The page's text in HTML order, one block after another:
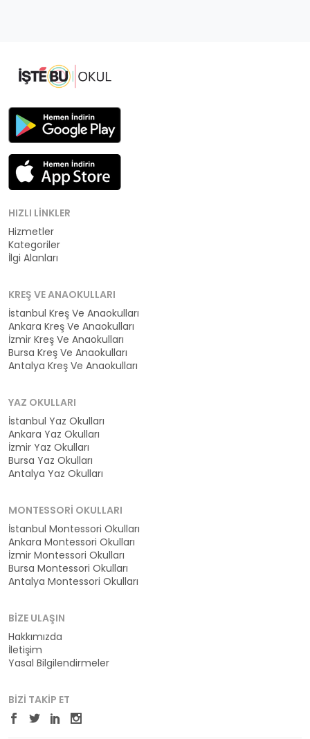
HIZLI LINKLER
Hizmetler
Kategoriler
İlgi Alanları
KREŞ VE ANAOKULLARI
İstanbul Kreş Ve Anaokulları
Ankara Kreş Ve Anaokulları
İzmir Kreş Ve Anaokulları
Bursa Kreş Ve Anaokulları
Antalya Kreş Ve Anaokulları
YAZ OKULLARI
İstanbul Yaz Okulları
Ankara Yaz Okulları
İzmir Yaz Okulları
Bursa Yaz Okulları
Antalya Yaz Okulları
MONTESSORI OKULLARI
İstanbul Montessori Okulları
Ankara Montessori Okulları
İzmir Montessori Okulları
Bursa Montessori Okulları
Antalya Montessori Okulları
BIZE ULAŞIN
Hakkımızda
İletişim
Yasal Bilgilendirmeler
BIZI TAKIP ET